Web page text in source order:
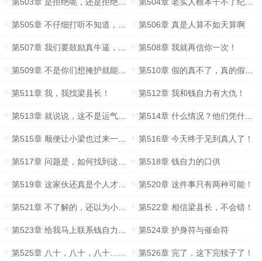
第503章 是拒绝呢，还是拒绝呢？ 第504章 老实人根本干不了纪检工作
第505章 不仔细打听不知道，一仔细打听吓一跳 第506章 真是人算不如天算啊
第507章 我们要鼓励真牛逼，打击吹牛逼！ 第508章 我就再信你一次！
第509章 不是你们想掩护就能掩护得了的 第510章 假的真不了，真的假不了
第511章 我，我找梁县长！ 第512章 我和钱自力有大仇！
第513章 就说说，这不是运气是什么？ 第514章 什么情况？他们凭什么抓我？
第515章 顺便让小梁也过来一趟！ 第516章 今天终于见到真人了！
第517章 问题是，如何找到这个人！ 第518章 钱自力的口供
第519章 这家伙还真是个人才啊！ 第520章 这件事只有两种可能！
第521章 不了解的，还以为小梁你以前当过刑警呢！ 第522章 相信梁县长，不会错！
第523章 给我马上联系钱自力…… 第524章 护身符与催命符
第525章 八十，八十，八十…… 第526章 完了，这下完犊子了！